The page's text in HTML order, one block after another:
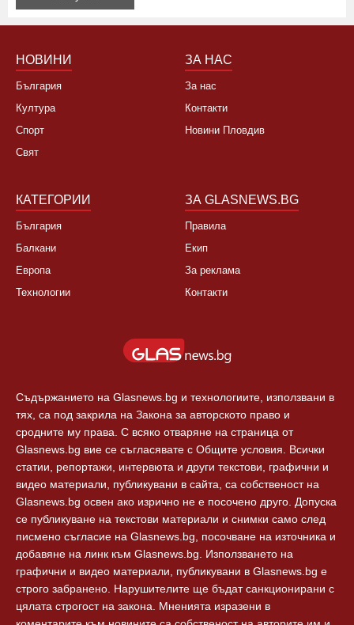
НОВИНИ
България
Култура
Спорт
Свят
ЗА НАС
За нас
Контакти
Новини Пловдив
КАТЕГОРИИ
България
Балкани
Европа
Технологии
ЗА GLASNEWS.BG
Правила
Екип
За реклама
Контакти
Съдържанието на Glasnews.bg и технологиите, използвани в
тях, са под закрила на Закона за авторското право и
сродните му права. С всяко отваряне на страница от
Glasnews.bg вие се съгласявате с Общите условия. Всички
статии, репортажи, интервюта и други текстови, графични и
видео материали, публикувани в сайта, са собственост на
Glasnews.bg освен ако изрично не е посочено друго. Допуска
се публикуване на текстови материали и снимки само след
писмено съгласие на Glasnews.bg, посочване на източника и
добавяне на линк към Glasnews.bg. Използването на
графични и видео материали, публикувани в Glasnews.bg е
строго забранено. Нарушителите ще бъдат санкционирани с
цялата строгост на закона. Мненията изразени в